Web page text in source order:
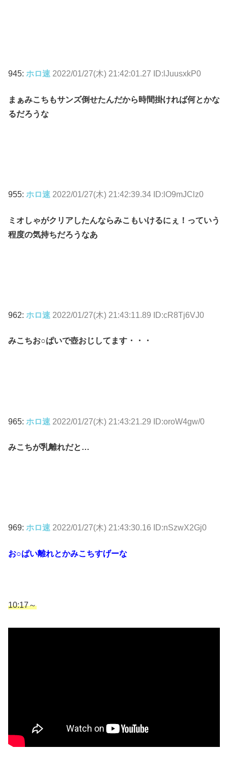
945: ホロ速 2022/01/27(木) 21:42:01.27 ID:lJuusxkP0
まぁみこちもサンズ倒せたんだから時間掛ければ何とかな
るだろうな
955: ホロ速 2022/01/27(木) 21:42:39.34 ID:lO9mJClz0
ミオしゃがクリアしたんならみこもいけるにぇ！っていう
程度の気持ちだろうなあ
962: ホロ速 2022/01/27(木) 21:43:11.89 ID:cR8Tj6VJ0
みこちお○ぱいで壺おじしてます・・・
965: ホロ速 2022/01/27(木) 21:43:21.29 ID:oroW4gw/0
みこちが乳離れだと…
969: ホロ速 2022/01/27(木) 21:43:30.16 ID:nSzwX2Gj0
お○ぱい離れとかみこちすげーな
10:17～